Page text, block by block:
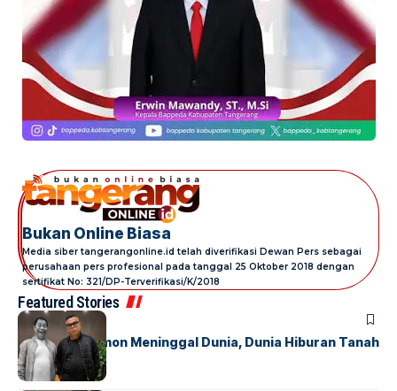
Bukan Online Biasa
Media siber tangerangonline.id telah diverifikasi Dewan Pers sebagai
perusahaan pers profesional pada tanggal 25 Oktober 2018 dengan
sertifikat No: 321/DP-Terverifikasi/K/2018
Featured Stories
BERITA FEATURED
Komedian Temon Meninggal Dunia, Dunia Hiburan Tanah
Air Berduka